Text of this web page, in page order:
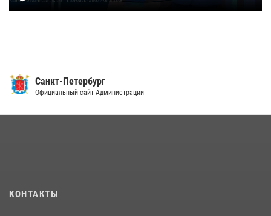
Санкт-Петербург
Официальный сайт Администрации
КОНТАКТЫ